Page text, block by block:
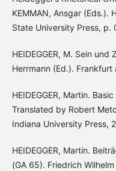
KEMMAN, Ansgar (Eds.).
State University Press, p.
HEIDEGGER, M. Sein
Herrmann (Ed.). Frankfurt
HEIDEGGER, Martin.
Translated by Robert
Indiana University Press,
HEIDEGGER, Martin.
(GA 65). Friedrich